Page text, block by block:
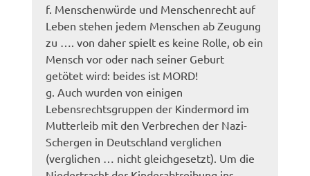
f. Menschenwürde und Menschenrecht auf
Leben stehen jedem Menschen ab Zeugung
zu …. von daher spielt es keine Rolle, ob ein
Mensch vor oder nach seiner Geburt
getötet wird: beides ist MORD!
g. Auch wurden von einigen
Lebensrechtsgruppen der Kindermord im
Mutterleib mit den Verbrechen der Nazi-
Schergen in Deutschland verglichen
(verglichen … nicht gleichgesetzt). Um die